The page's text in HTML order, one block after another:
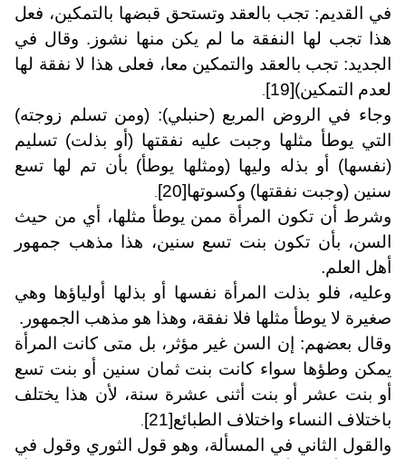
في القديم: تجب بالعقد وتستحق قبضها بالتمكين، فعل
هذا تجب لها النفقة ما لم يكن منها نشوز. وقال في
الجديد: تجب بالعقد والتمكين معا، فعلى هذا لا نفقة لها
لعدم التمكين)[19]
وجاء في الروض المربع (حنبلي): (ومن تسلم زوجته)
التي يوطأ مثلها وجبت عليه نفقتها (أو بذلت) تسليم
(نفسها) أو بذله وليها (ومثلها يوطأ) بأن تم لها تسع
سنين (وجبت نفقتها) وكسوتها[20]
وشرط أن تكون المرأة ممن يوطأ مثلها، أي من حيث
السن، بأن تكون بنت تسع سنين، هذا مذهب جمهور
أهل العلم.
وعليه، فلو بذلت المرأة نفسها أو بذلها أولياؤها وهي
صغيرة لا يوطأ مثلها فلا نفقة، وهذا هو مذهب الجمهور.
وقال بعضهم: إن السن غير مؤثر، بل متى كانت المرأة
يمكن وطؤها سواء كانت بنت ثمان سنين أو بنت تسع
أو بنت عشر أو بنت أثنى عشرة سنة، لأن هذا يختلف
باختلاف النساء واختلاف الطبائع[21]
والقول الثاني في المسألة، وهو قول الثوري وقول في